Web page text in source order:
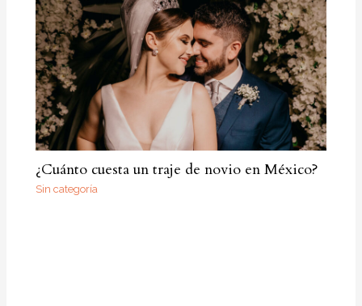
¿Cuánto cuesta un traje de novio en México?
Sin categoría